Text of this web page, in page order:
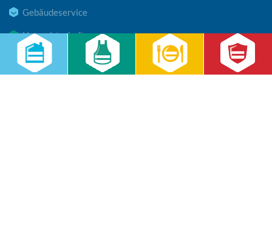
Gebäudeservice
Hauswirtschaft
Cateringservice